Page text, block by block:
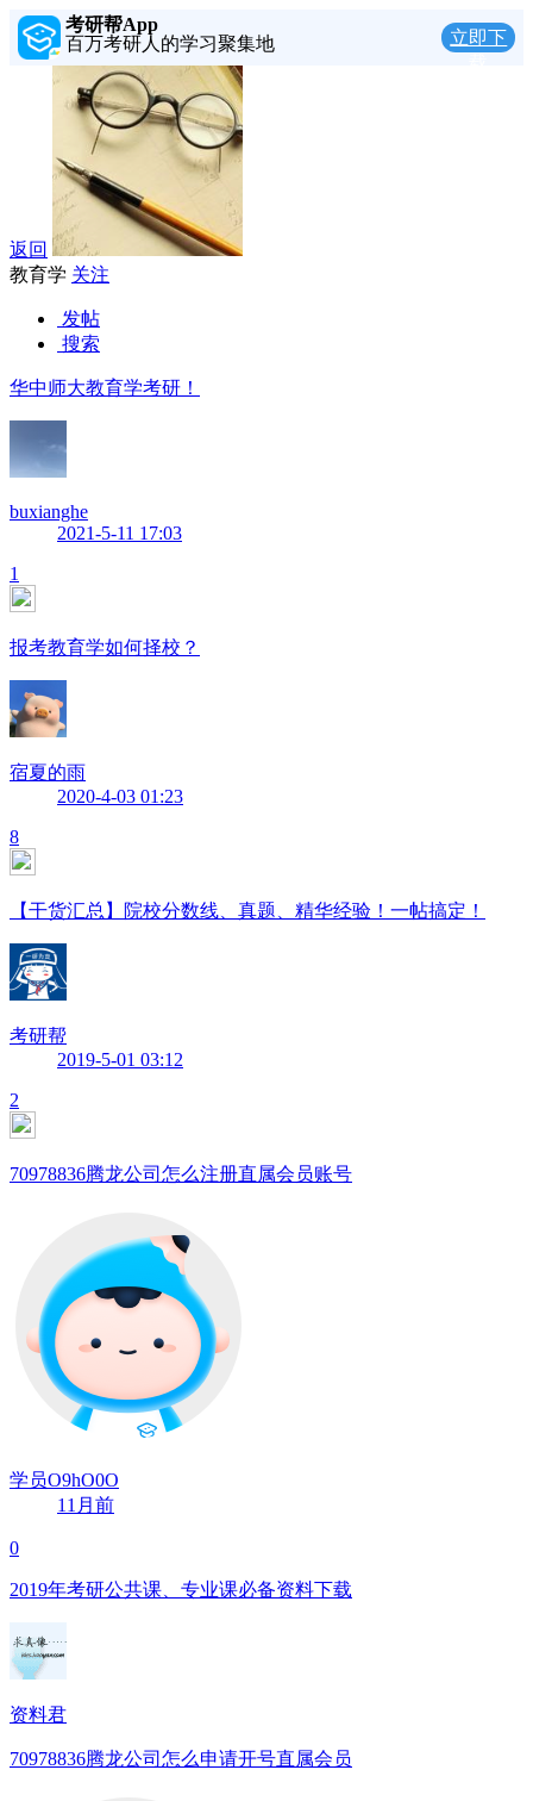
考研帮App
百万考研人的学习聚集地
立即下
返回
教育学 关注
发帖
搜索
华中师大教育学考研！
buxianghe
2021-5-11 17:03
1
报考教育学如何择校？
宿夏的雨
2020-4-03 01:23
8
【干货汇总】院校分数线、真题、精华经验！一帖搞定！
考研帮
2019-5-01 03:12
2
70978836腾龙公司怎么注册直属会员账号
学员O9hO0O
11月前
0
2019年考研公共课、专业课必备资料下载
资料君
70978836腾龙公司怎么申请开号直属会员